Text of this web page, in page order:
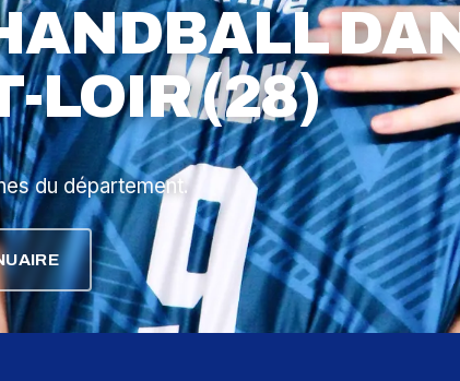
LOIR (28)
du département.